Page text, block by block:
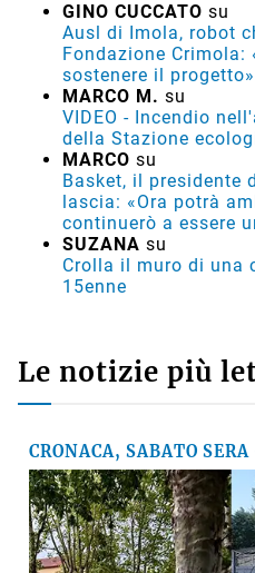
GINO CUCCATO su
Ausl di Imola, robot
Fondazione Crimola:
sostenere il progetto»
MARCO M. su
VIDEO - Incendio
della Stazione
MARCO su
Basket, il presidente
lascia: «Ora potrà
continuerò a essere
SUZANA su
Crolla il muro di una
15enne
Le notizie più
CRONACA, SABATO SERA